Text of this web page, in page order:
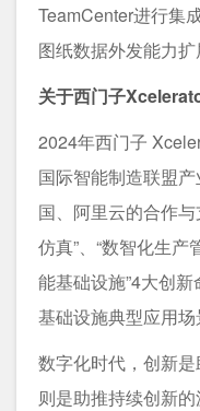
TeamCenter进行集
图纸数据外发能力扩
关于西门子
2024年西门子
国际智能制造联盟
国、阿里云的合作
仿真”、“数智化生产
能基础设施”4大创
基础设施典型应用场
数字化时代，创新
则是助推持续创新